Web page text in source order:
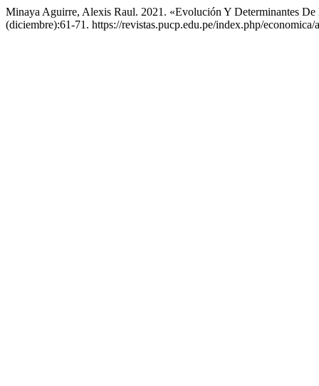
Minaya Aguirre, Alexis Raul. 2021. «Evolución Y Determinantes
(diciembre):61-71. https://revistas.pucp.edu.pe/index.php/